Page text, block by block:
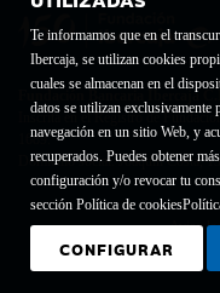
Te informamos que en el
Ibercaja, se utilizan cookies
cuales se almacenan en el
datos se utilizan exclusivamente
navegación en un sitio Web, y
recuperados. Puedes obtener
configuración y/o revocar tu
sección Política de cookies
CONFIGURAR
Fundación Bancaria Ibercaja
Inscrita en el Registro de
1689.
Domicilio social: Joaquín Costa,
Aviso